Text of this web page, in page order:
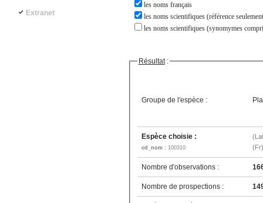
les noms français
les noms scientifiques (référence
les noms scientifiques (synomymes
Résultat:
Groupe de l'espèce :
Espèce choisie :
cd_nom : 100310
Nombre d'observations :
Nombre de prospections :
Extranet